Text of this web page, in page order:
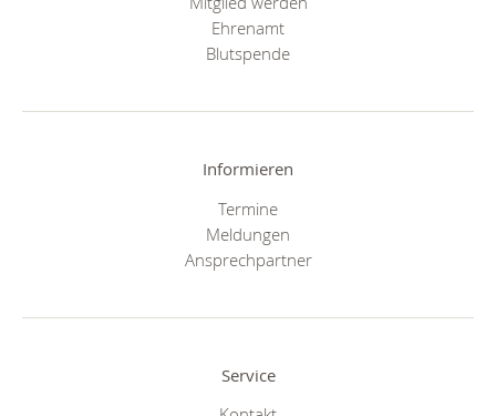
Ehrenamt
Blutspende
Informieren
Termine
Meldungen
Ansprechpartner
Service